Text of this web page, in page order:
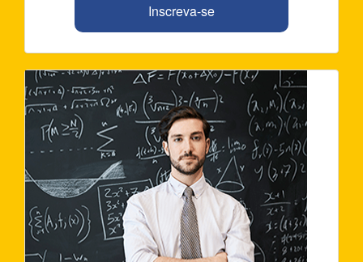
Inscreva-se